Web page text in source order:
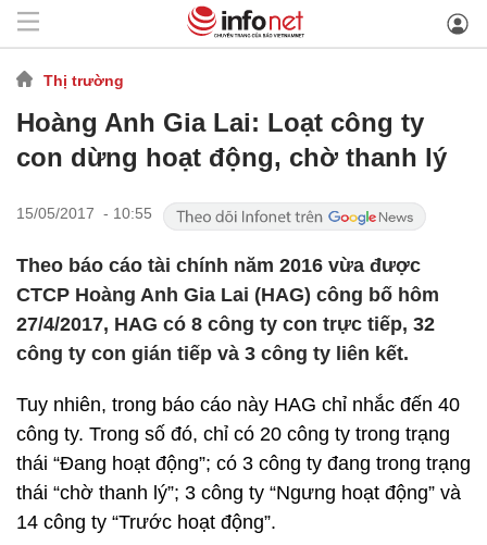
Thị trường
Hoàng Anh Gia Lai: Loạt công ty
con dừng hoạt động, chờ thanh lý
15/05/2017 - 10:55
Theo báo cáo tài chính năm 2016 vừa được
CTCP Hoàng Anh Gia Lai (HAG) công bố hôm
27/4/2017, HAG có 8 công ty con trực tiếp, 32
công ty con gián tiếp và 3 công ty liên kết.
Tuy nhiên, trong báo cáo này HAG chỉ nhắc đến 40
công ty. Trong số đó, chỉ có 20 công ty trong trạng
thái “Đang hoạt động”; có 3 công ty đang trong trạng
thái “chờ thanh lý”; 3 công ty “Ngưng hoạt động” và
14 công ty “Trước hoạt động”.